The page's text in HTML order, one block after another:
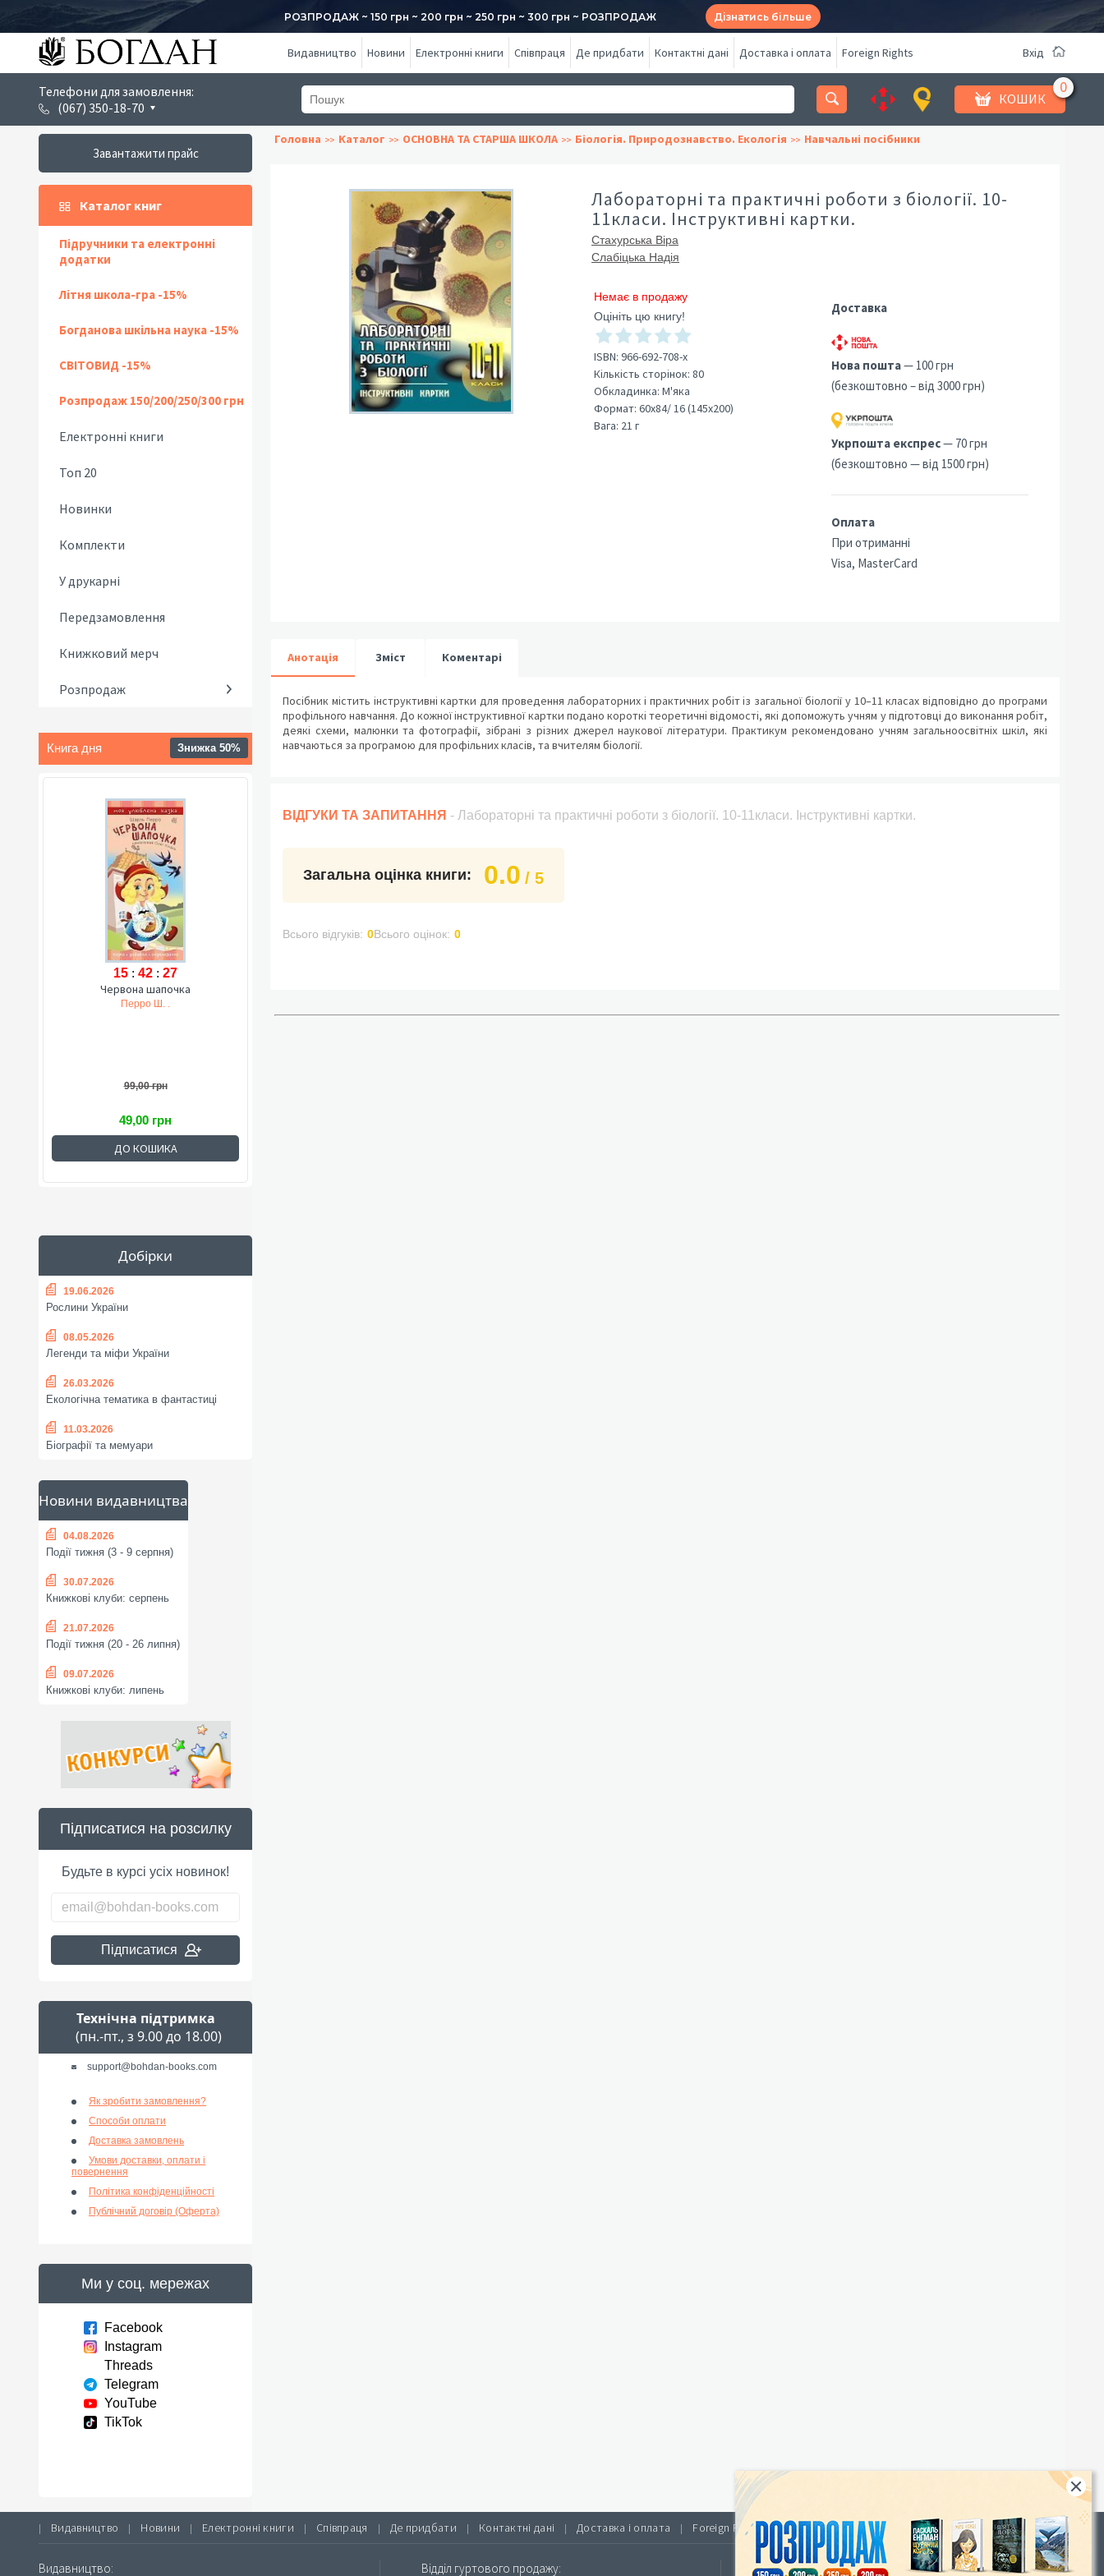
РОЗПРОДАЖ ~ 150 грн ~ 200 грн ~ 250 грн ~ 300 грн ~ РОЗПРОДАЖ Дізнатись більше
Видавництво Новини Електронні книги Співпраця Де придбати Контактні дані Доставка і оплата Foreign Rights Вхід
Телефони для замовлення:
(067) 350-18-70
КОШИК
Завантажити прайс
Каталог книг
Підручники та електронні
додатки
Літня школа-гра -15%
Богданова шкільна наука -15%
СВІТОВИД -15%
Розпродаж 150/200/250/300 грн
Електронні книги
Топ 20
Новинки
Комплекти
У друкарні
Передзамовлення
Книжковий мерч
Розпродаж
Книга дня Знижка 50%
15 : 42 : 26
Червона шапочка
Перро Ш. .
99,00 грн
49,00 грн
ДО КОШИКА
Добірки
19.06.2026
Рослини України
08.05.2026
Легенди та міфи України
26.03.2026
Екологічна тематика в фантастиці
11.03.2026
Біографії та мемуари
Новини видавництва
04.08.2026
Події тижня (3 - 9 серпня)
30.07.2026
Книжкові клуби: серпень
21.07.2026
Події тижня (20 - 26 липня)
09.07.2026
Книжкові клуби: липень
Підписатися на розсилку
Будьте в курсі усіх новинок!
Підписатися
Технічна підтримка
(пн.-пт., з 9.00 до 18.00)
support@bohdan-books.com
Як зробити замовлення?
Способи оплати
Доставка замовлень
Умови доставки, оплати і
повернення
Політика конфіденційності
Публічний договір (Оферта)
Ми у соц. мережах
Facebook
Instagram
Threads
Telegram
YouTube
TikTok
Головна Каталог ОСНОВНА ТА СТАРША ШКОЛА Біологія. Природознавство. Екологія Навчальні посібники
Лабораторні та практичні роботи з біології. 10-
11класи. Інструктивні картки.
Стахурська Віра
Слабіцька Надія
Немає в продажу
Оцініть цю книгу!
ISBN: 966-692-708-x
Кількість сторінок: 80
Обкладинка: М'яка
Формат: 60х84/ 16 (145х200)
Вага: 21 г
Доставка
Нова пошта— 100 грн
(безкоштовно – від 3000 грн)
Укрпошта експрес— 70 грн
(безкоштовно — від 1500 грн)
Оплата
При отриманні
Visa, MasterCard
Анотація Зміст Коментарі
Посібник містить інструктивні картки для проведення лабораторних і практичних робіт із загальної біології у 10–11 класах відповідно до програми
профільного навчання. До кожної інструктивної картки подано короткі теоретичні відомості, які допоможуть учням у підготовці до виконання робіт,
деякі схеми, малюнки та фотографії, зібрані з різних джерел наукової літератури. Практикум рекомендовано учням загальноосвітніх шкіл, які
навчаються за програмою для профільних класів, та вчителям біології.
ВІДГУКИ ТА ЗАПИТАННЯ - Лабораторні та практичні роботи з біології. 10-11класи. Інструктивні картки.
Загальна оцінка книги: 0.0 / 5
Всього відгуків: 0Всього оцінок: 0
| Видавництво | Новини | Електронні книги | Співпраця | Де придбати | Контактні дані | Доставка і оплата | Foreign Rights |
Видавництво: Відділ гуртового продажу: Інтернет-магазин «Видавництво Богдан»: